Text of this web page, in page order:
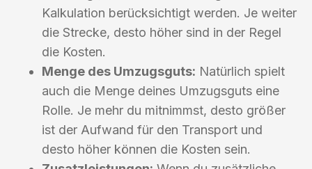
Kalkulation berücksichtigt werden. Je weiter
die Strecke, desto höher sind in der Regel
die Kosten.
Menge des Umzugsguts: Natürlich spielt
auch die Menge deines Umzugsguts eine
Rolle. Je mehr du mitnimmst, desto größer
ist der Aufwand für den Transport und
desto höher können die Kosten sein.